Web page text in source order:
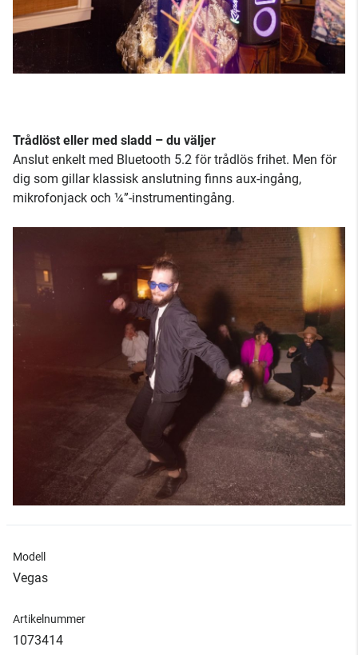
Trådlöst eller med sladd – du väljer
Anslut enkelt med Bluetooth 5.2 för trådlös frihet. Men för
dig som gillar klassisk anslutning finns aux-ingång,
mikrofonjack och ¼”-instrumentingång.
Modell
Vegas
Artikelnummer
1073414